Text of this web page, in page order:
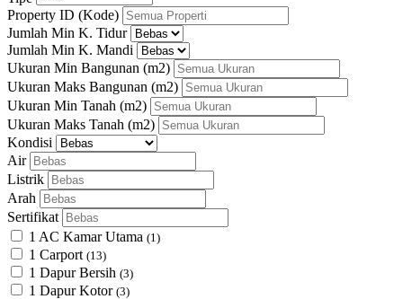
Property ID (Kode)
Jumlah Min K. Tidur
Jumlah Min K. Mandi
Ukuran Min Bangunan (m2)
Ukuran Maks Bangunan (m2)
Ukuran Min Tanah (m2)
Ukuran Maks Tanah (m2)
Kondisi
Air
Listrik
Arah
Sertifikat
1 AC Kamar Utama (1)
1 Carport (13)
1 Dapur Bersih (3)
1 Dapur Kotor (3)